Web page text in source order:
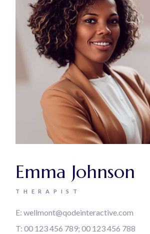
Emma Johnson
THERAPIST
E: wellmont@qodeinteractive.com
T: 00 123 456 789 00 123 456 788